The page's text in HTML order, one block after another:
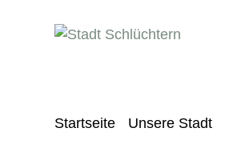
Startseite Unsere Stadt